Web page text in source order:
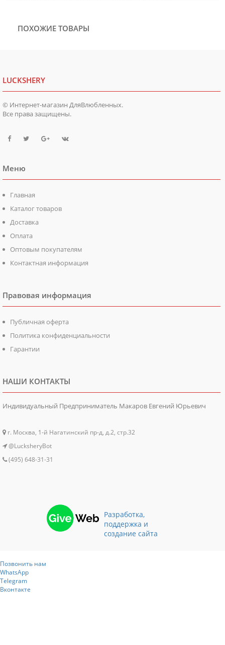
ПОХОЖИЕ ТОВАРЫ
LUCKSHERY
© Интернет-магазин ДляВлюбленных.
Все права защищены.
Меню
Главная
Каталог товаров
Доставка
Оплата
Оптовым покупателям
Контактная информация
Правовая информация
Публичная оферта
Политика конфиденциальности
Гарантии
НАШИ КОНТАКТЫ
Индивидуальный Предприниматель Макаров Евгений Юрьевич
г. Москва, 1-й Нагатинский пр-д, д.2, стр.32
@LucksheryBot
(495) 648-31-31
Разработка,
поддержка и
создание сайта
Позвонить нам
WhatsApp
Telegram
Вконтакте